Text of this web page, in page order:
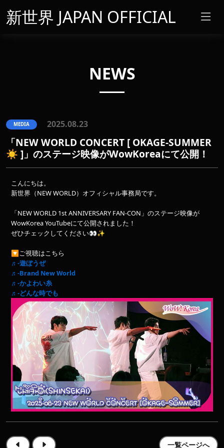
新世界 JAPAN OFFICIAL
NEWS
MEDIA 2025.08.23
「NEW WORLD CONCERT [ OKAGE-SUMMER
☀️ ]」のステージ映像がWowKoreaにて公開！
こんにちは。
新世界（NEW WORLD）オフィシャル事務局です。
「NEW WORLD 1st ANNIVERSARY FAN-CON」のステージ映像が
WowKorea YouTubeにて公開されました！
ぜひチェックしてください👀✨
🔽ご視聴はこちら
♬-遊ぼうぜ
♬-Brand New World
♬-かよわい糸
♬-どんな時でも
一覧ページへ